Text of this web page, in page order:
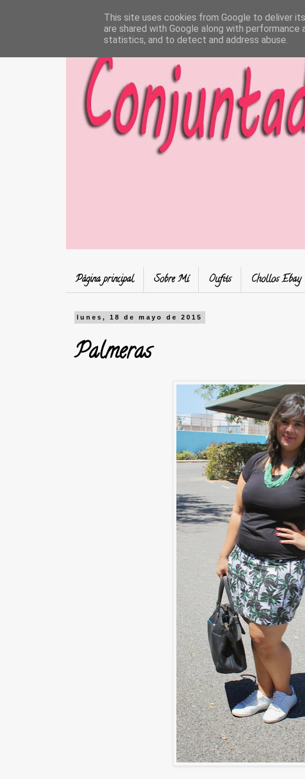
Página principal Sobre Mí Oufits Chollos Ebay
lunes, 18 de mayo de 2015
Palmeras
This site uses cookies from Google to deliver
are shared with Google along with
statistics, and to detect and address abuse.